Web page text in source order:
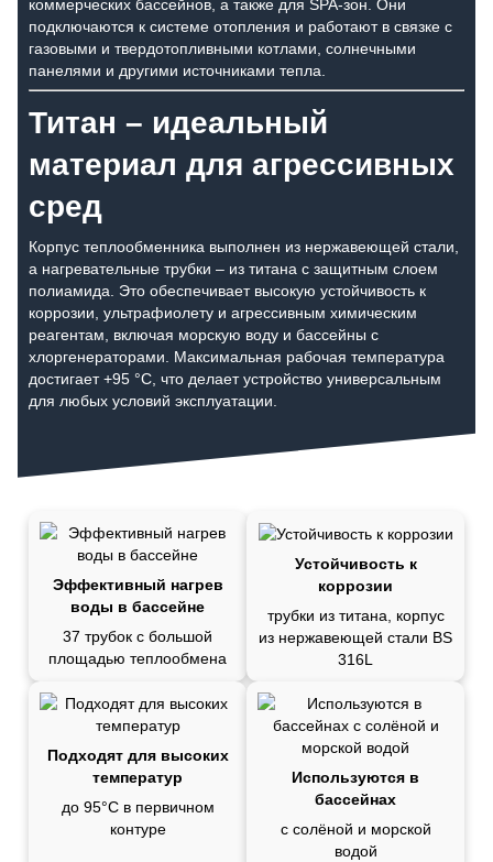
коммерческих бассейнов, а также для SPA-зон. Они
подключаются к системе отопления и работают в связке с
газовыми и твердотопливными котлами, солнечными
панелями и другими источниками тепла.
Титан – идеальный
материал для агрессивных
сред
Корпус теплообменника выполнен из нержавеющей стали,
а нагревательные трубки – из титана с защитным слоем
полиамида. Это обеспечивает высокую устойчивость к
коррозии, ультрафиолету и агрессивным химическим
реагентам, включая морскую воду и бассейны с
хлоргенераторами. Максимальная рабочая температура
достигает +95 °C, что делает устройство универсальным
для любых условий эксплуатации.
Эффективный нагрев
воды в бассейне
37 трубок с большой
площадью теплообмена
Устойчивость к
коррозии
трубки из титана, корпус
из нержавеющей стали BS
316L
Подходят для высоких
температур
до 95°C в первичном
контуре
Используются в
бассейнах
с солёной и морской
водой